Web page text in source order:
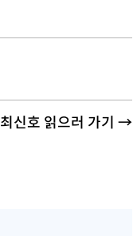
최신호 읽으러 가기 →